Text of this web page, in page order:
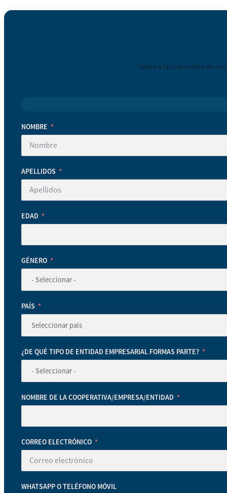
Únete a la comunidad de
NOMBRE
APELLIDOS
EDAD
GÉNERO
PAÍS
¿DE QUÉ TIPO DE ENTIDAD EMPRESARIAL FORMAS PARTE?
NOMBRE DE LA COOPERATIVA/EMPRESA/ENTIDAD
CORREO ELECTRÓNICO
WHATSAPP O TELÉFONO MÓVIL